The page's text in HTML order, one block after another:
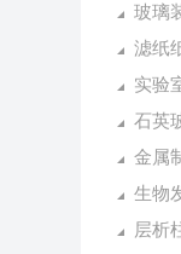
玻璃
滤纸
实验
石英
金属
生物
层析